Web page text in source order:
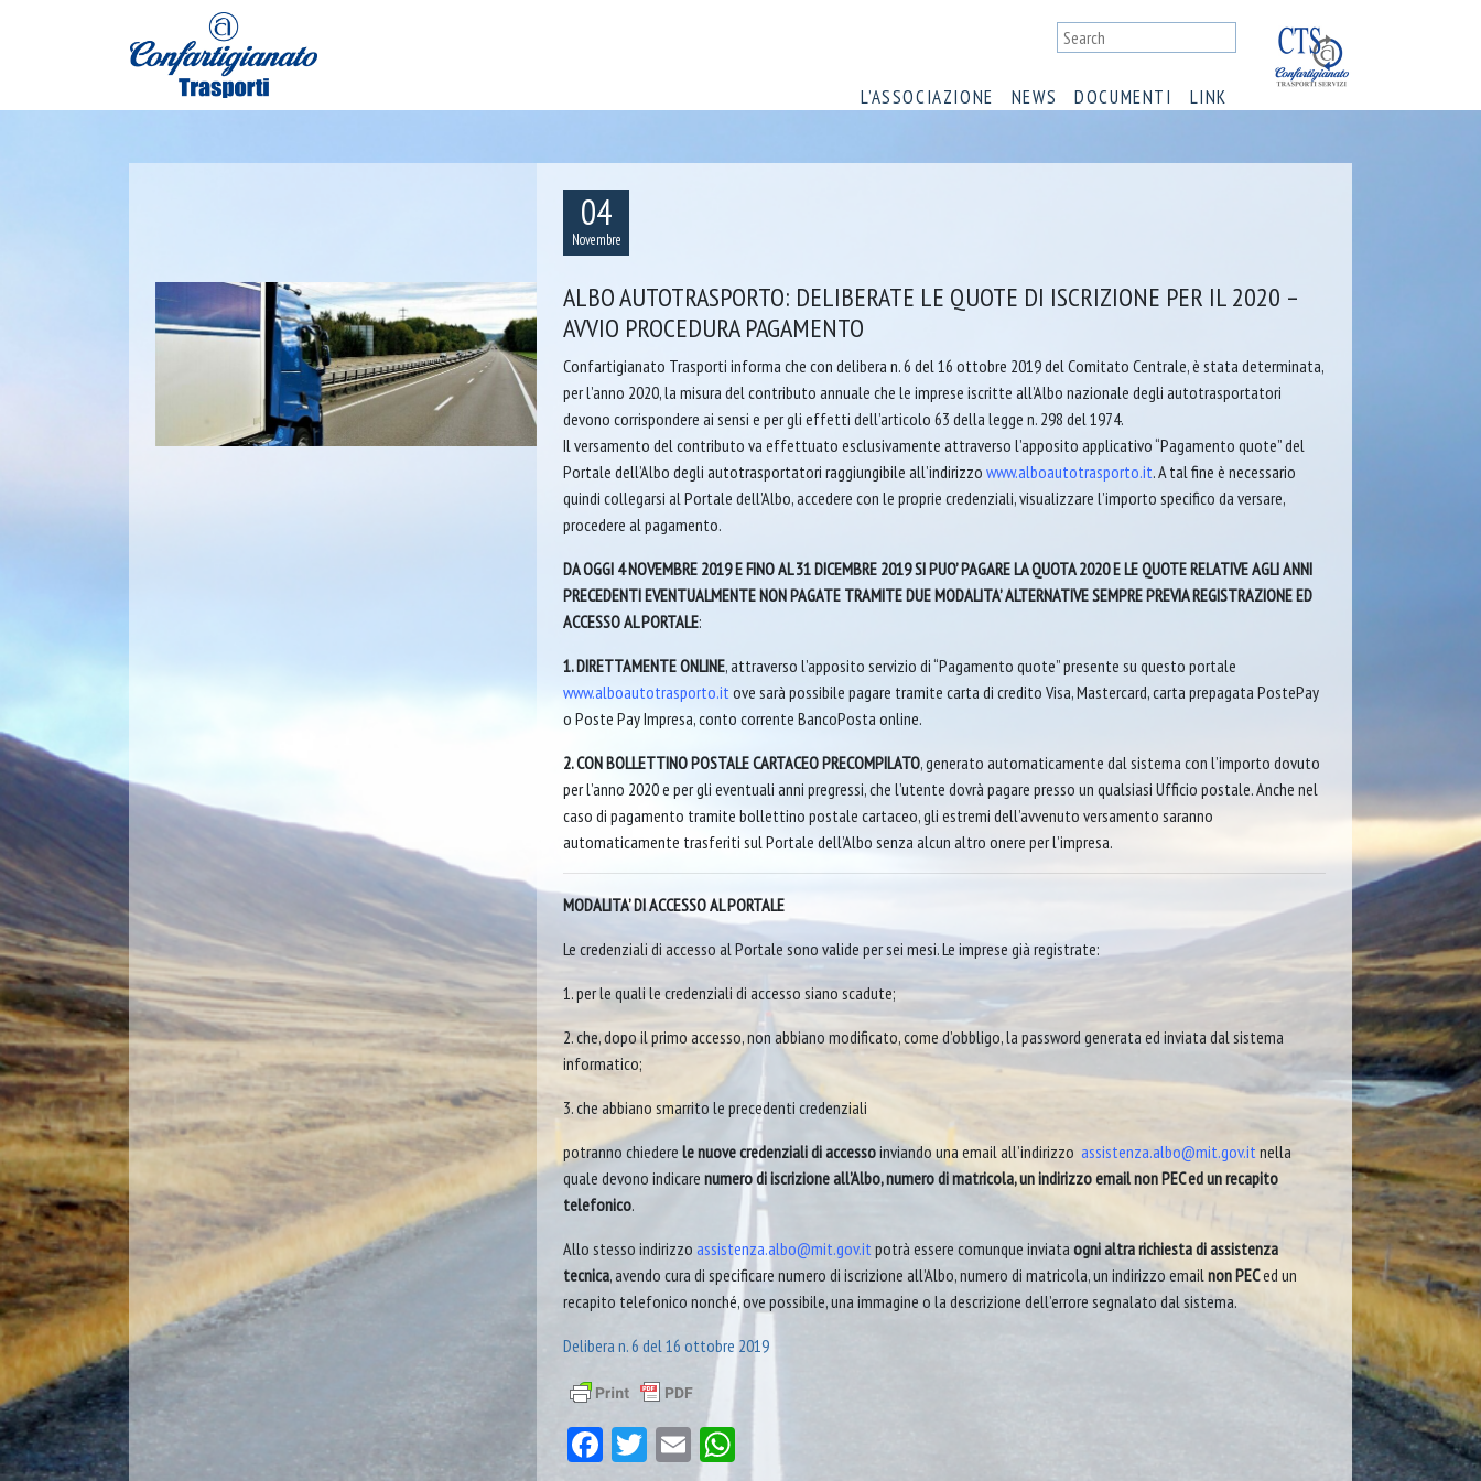
L’ASSOCIAZIONE NEWS DOCUMENTI LINK
04
Novembre
ALBO AUTOTRASPORTO: DELIBERATE LE QUOTE DI ISCRIZIONE PER IL 2020 –
AVVIO PROCEDURA PAGAMENTO
Confartigianato Trasporti informa che con delibera n. 6 del 16 ottobre 2019 del Comitato Centrale, è stata determinata,
per l’anno 2020, la misura del contributo annuale che le imprese iscritte all’Albo nazionale degli autotrasportatori
devono corrispondere ai sensi e per gli effetti dell’articolo 63 della legge n. 298 del 1974.
Il versamento del contributo va effettuato esclusivamente attraverso l’apposito applicativo “Pagamento quote” del
Portale dell’Albo degli autotrasportatori raggiungibile all’indirizzo www.alboautotrasporto.it. A tal fine è necessario
quindi collegarsi al Portale dell’Albo, accedere con le proprie credenziali, visualizzare l’importo specifico da versare,
procedere al pagamento.
DA OGGI 4 NOVEMBRE 2019 E FINO AL 31 DICEMBRE 2019 SI PUO’ PAGARE LA QUOTA 2020 E LE QUOTE RELATIVE AGLI ANNI
PRECEDENTI EVENTUALMENTE NON PAGATE TRAMITE DUE MODALITA’ ALTERNATIVE SEMPRE PREVIA REGISTRAZIONE ED
ACCESSO AL PORTALE:
1. DIRETTAMENTE ONLINE, attraverso l’apposito servizio di “Pagamento quote” presente su questo portale
www.alboautotrasporto.it ove sarà possibile pagare tramite carta di credito Visa, Mastercard, carta prepagata PostePay
o Poste Pay Impresa, conto corrente BancoPosta online.
2. CON BOLLETTINO POSTALE CARTACEO PRECOMPILATO, generato automaticamente dal sistema con l’importo dovuto
per l’anno 2020 e per gli eventuali anni pregressi, che l’utente dovrà pagare presso un qualsiasi Ufficio postale. Anche nel
caso di pagamento tramite bollettino postale cartaceo, gli estremi dell’avvenuto versamento saranno
automaticamente trasferiti sul Portale dell’Albo senza alcun altro onere per l’impresa.
MODALITA’ DI ACCESSO AL PORTALE
Le credenziali di accesso al Portale sono valide per sei mesi. Le imprese già registrate:
1. per le quali le credenziali di accesso siano scadute;
2. che, dopo il primo accesso, non abbiano modificato, come d’obbligo, la password generata ed inviata dal sistema
informatico;
3. che abbiano smarrito le precedenti credenziali
potranno chiedere le nuove credenzialidi accessoinviando una email all’indirizzo assistenza.albo@mit.gov.itnella
quale devono indicare numero di iscrizione all’Albo, numero di matricola, un indirizzo email non PEC ed un recapito
telefonico.
Allo stesso indirizzo assistenza.albo@mit.gov.it potrà essere comunque inviata ogni altra richiesta di assistenza
tecnica, avendo cura di specificare numero di iscrizione all’Albo, numero di matricola, un indirizzo emailnon PECed un
recapito telefonico nonché, ove possibile, una immagine o la descrizione dell’errore segnalato dal sistema.
Delibera n. 6 del 16 ottobre 2019
Facebook
Twitter
Email